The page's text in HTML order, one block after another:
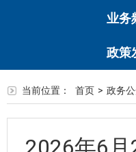
业务
政策
当前位置： 首页 > 政务